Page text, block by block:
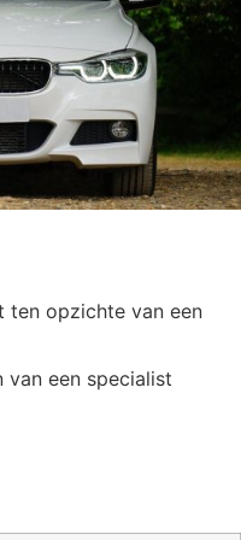
ten opzichte van een
van een specialist